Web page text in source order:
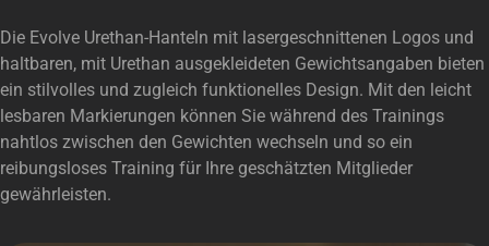
Die Evolve Urethan-Hanteln mit lasergeschnittenen Logos und
haltbaren, mit Urethan ausgekleideten Gewichtsangaben bieten
ein stilvolles und zugleich funktionelles Design. Mit den leicht
lesbaren Markierungen können Sie während des Trainings
nahtlos zwischen den Gewichten wechseln und so ein
reibungsloses Training für Ihre geschätzten Mitglieder
gewährleisten.